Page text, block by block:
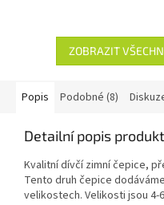
ZOBRAZIT
Popis Podobné (8)
Detailní popis
Kvalitní dívčí zimní čepice,
Tento druh čepice
velikostech. Velikosti jsou 4-